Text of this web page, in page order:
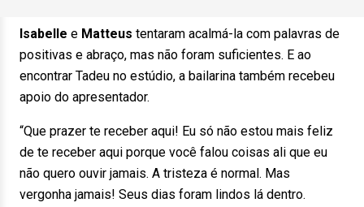
Isabelle e Matteus tentaram acalmá-la com palavras de
positivas e abraço, mas não foram suficientes. E ao
encontrar Tadeu no estúdio, a bailarina também recebeu
apoio do apresentador.
“Que prazer te receber aqui! Eu só não estou mais feliz
de te receber aqui porque você falou coisas ali que eu
não quero ouvir jamais. A tristeza é normal. Mas
vergonha jamais! Seus dias foram lindos lá dentro.